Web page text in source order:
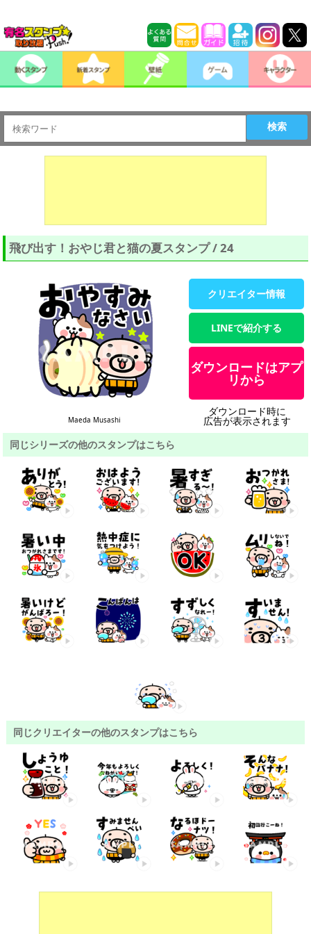
検索
飛び出す！おやじ君と猫の夏スタンプ / 24
Maeda Musashi
クリエイター情報
LINEで紹介する
ダウンロードはアプ
リから
ダウンロード時に
広告が表示されます
同じシリーズの他のスタンプはこちら
同じクリエイターの他のスタンプはこちら